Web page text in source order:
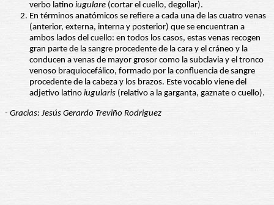
verbo latino iugulare (cortar el cuello, degollar).
En términos anatómicos se refiere a cada una de las cuatro venas
(anterior, externa, interna y posterior) que se encuentran a
ambos lados del cuello: en todos los casos, estas venas recogen
gran parte de la sangre procedente de la cara y el cráneo y la
conducen a venas de mayor grosor como la subclavia y el tronco
venoso braquiocefálico, formado por la confluencia de sangre
procedente de la cabeza y los brazos. Este vocablo viene del
adjetivo latino iugularis (relativo a la garganta, gaznate o cuello).
- Gracias: Jesús Gerardo Treviño Rodriguez